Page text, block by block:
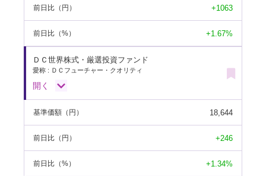
前日比 （円） +1063
前日比 （%） +1.67%
ＤＣ世界株式・厳選投資ファンド
愛称 : ＤＣフューチャー・クオリティ
開く
基準価額 （円） 18,644
前日比 （円） +246
前日比 （%） +1.34%